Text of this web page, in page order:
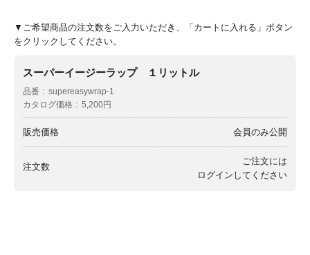
▼ご希望商品の注文数をご入力いただき、「カートに入れる」ボタン
をクリックしてください。
スーパーイージーラップ １リットル
品番
supereasywrap-1
カタログ価格
5,200円
販売価格 会員のみ公開
注文数
ご注文には
ログイン してください